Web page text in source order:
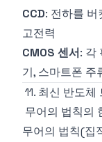
CCD: 전하를 버
고전력
CMOS 센서: 각
기, 스마트폰 주
11. 최신 반도체
무어의 법칙의
무어의 법칙(집